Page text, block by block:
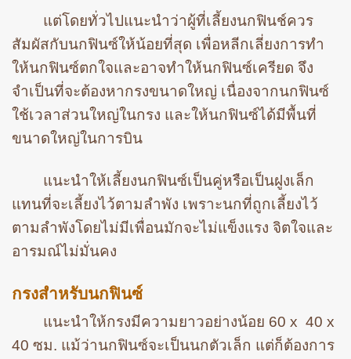
แต่โดยทั่วไปแนะนำว่าผู้ที่เลี้ยงนกฟินช์ควร
สัมผัสกับนกฟินซ์ให้น้อยที่สุด เพื่อหลีกเลี่ยงการทำ
ให้นกฟินซ์ตกใจและอาจทำให้นกฟินซ์เครียด จึง
จำเป็นที่จะต้องหากรงขนาดใหญ่ เนื่องจากนกฟินซ์
ใช้เวลาส่วนใหญ่ในกรง และให้นกฟินซ์ได้มีพื้นที่
ขนาดใหญ่ในการบิน
แนะนำให้เลี้ยงนกฟินซ์เป็นคู่หรือเป็นฝูงเล็ก
แทนที่จะเลี้ยงไว้ตามลำพัง เพราะนกที่ถูกเลี้ยงไว้
ตามลำพังโดยไม่มีเพื่อนมักจะไม่แข็งแรง จิตใจและ
อารมณ์ไม่มั่นคง
กรงสำหรับนกฟินซ์
แนะนำให้กรงมีความยาวอย่างน้อย 60 x 40 x
40 ซม. แม้ว่านกฟินซ์จะเป็นนกตัวเล็ก แต่ก็ต้องการ